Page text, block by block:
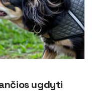
ugdyti